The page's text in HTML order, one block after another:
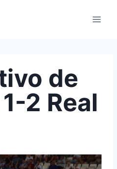
de
2 Real